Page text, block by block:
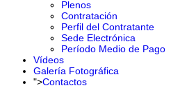
Plenos
Contratación
Perfil del Contratante
Sede Electrónica
Período Medio de Pago
Vídeos
Galería Fotográfica
">Contactos